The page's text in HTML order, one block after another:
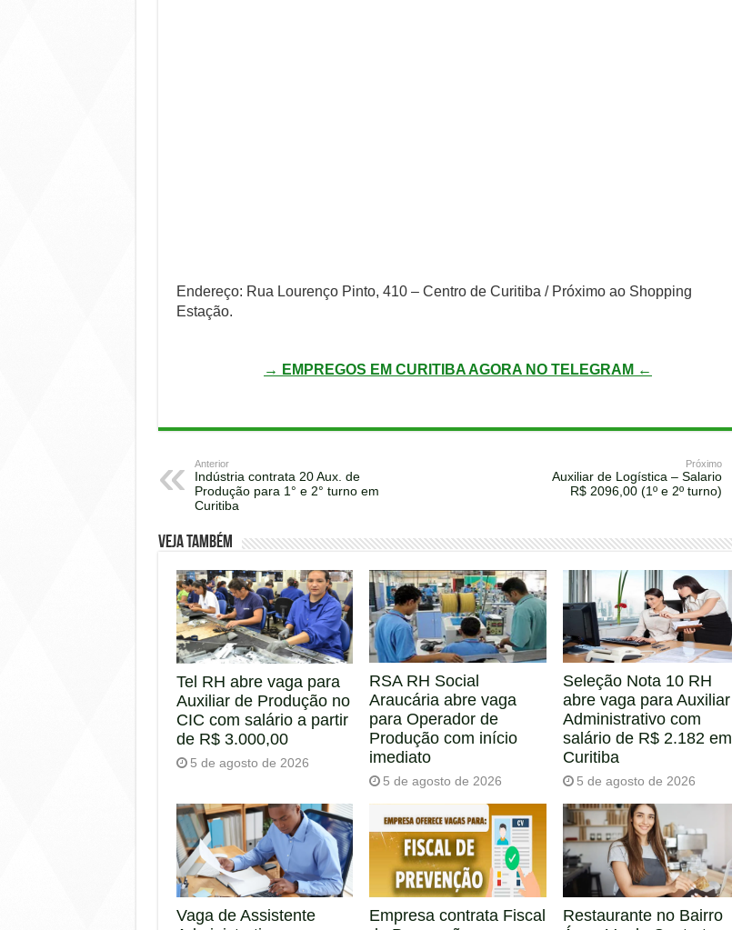
Endereço: Rua Lourenço Pinto, 410 – Centro de Curitiba / Próximo ao Shopping
Estação.
→ EMPREGOS EM CURITIBA AGORA NO TELEGRAM ←
Anterior
Indústria contrata 20 Aux. de
Produção para 1° e 2° turno em
Curitiba
Próximo
Auxiliar de Logística – Salario
R$ 2096,00 (1º e 2º turno)
Veja também
Tel RH abre vaga para
Auxiliar de Produção no
CIC com salário a partir
de R$ 3.000,00
5 de agosto de 2026
RSA RH Social
Araucária abre vaga
para Operador de
Produção com início
imediato
5 de agosto de 2026
Seleção Nota 10 RH
abre vaga para Auxiliar
Administrativo com
salário de R$ 2.182 em
Curitiba
5 de agosto de 2026
Vaga de Assistente
Empresa contrata Fiscal
Restaurante no Bairro